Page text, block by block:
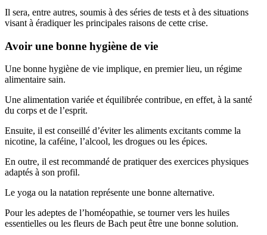
Il sera, entre autres, soumis à des séries de tests et à des situations
visant à éradiquer les principales raisons de cette crise.
Avoir une bonne hygiène de vie
Une bonne hygiène de vie implique, en premier lieu, un régime
alimentaire sain.
Une alimentation variée et équilibrée contribue, en effet, à la santé
du corps et de l’esprit.
Ensuite, il est conseillé d’éviter les aliments excitants comme la
nicotine, la caféine, l’alcool, les drogues ou les épices.
En outre, il est recommandé de pratiquer des exercices physiques
adaptés à son profil.
Le yoga ou la natation représente une bonne alternative.
Pour les adeptes de l’homéopathie, se tourner vers les huiles
essentielles ou les fleurs de Bach peut être une bonne solution.